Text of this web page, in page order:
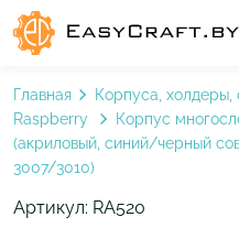
Главная Корпуса, холдеры,
Raspberry
Корпус
(акриловый, синий/черный
3007/3010)
Артикул: RA520